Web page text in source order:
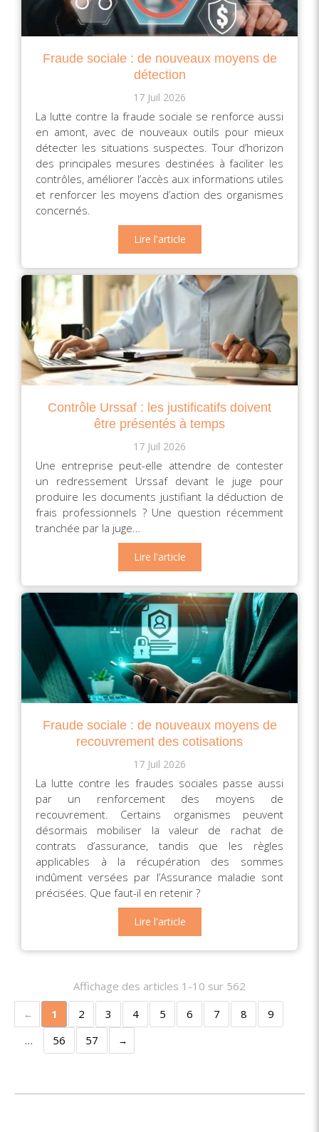
Fraude sociale : de nouveaux moyens de
détection
17 Juil 2026
La lutte contre la fraude sociale se renforce aussi
en amont, avec de nouveaux outils pour mieux
détecter les situations suspectes. Tour d’horizon
des principales mesures destinées à faciliter les
contrôles, améliorer l’accès aux informations utiles
et renforcer les moyens d’action des organismes
concernés.
Lire l'article
Contrôle Urssaf : les justificatifs doivent
être présentés à temps
17 Juil 2026
Une entreprise peut-elle attendre de contester
un redressement Urssaf devant le juge pour
produire les documents justifiant la déduction de
frais professionnels ? Une question récemment
tranchée par la juge…
Lire l'article
Fraude sociale : de nouveaux moyens de
recouvrement des cotisations
17 Juil 2026
La lutte contre les fraudes sociales passe aussi
par un renforcement des moyens de
recouvrement. Certains organismes peuvent
désormais mobiliser la valeur de rachat de
contrats d’assurance, tandis que les règles
applicables à la récupération des sommes
indûment versées par l’Assurance maladie sont
précisées. Que faut-il en retenir ?
Lire l'article
Affichage des articles 1-10 sur 562
1
2 3 4 5 6 7 8
9
…
56 57